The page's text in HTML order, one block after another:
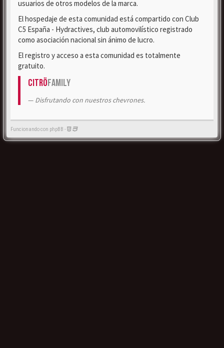
usuarios de otros modelos de la marca.
El hospedaje de esta comunidad está compartido con Club
C5 España - Hydractives, club automovilístico registrado
como asociación nacional sin ánimo de lucro.
El registro y acceso a esta comunidad es totalmente
gratuito.
CitröFamily
Disfrutando con nuestros chevrones.
Funcionando con phpBB -